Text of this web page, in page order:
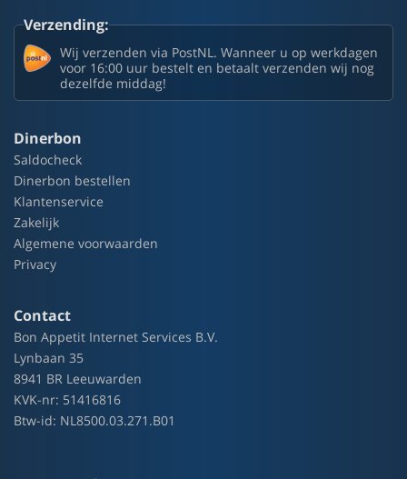
Verzending:
Wij verzenden via PostNL. Wanneer u op werkdagen
voor 16:00 uur bestelt en betaalt verzenden wij nog
dezelfde middag!
Dinerbon
Saldocheck
Dinerbon bestellen
Klantenservice
Zakelijk
Algemene voorwaarden
Privacy
Contact
Bon Appetit Internet Services B.V.
Lynbaan 35
8941 BR Leeuwarden
KVK-nr: 51416816
Btw-id: NL8500.03.271.B01